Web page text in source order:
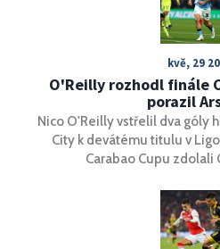
kvě, 29
O'Reilly rozhodl finále
porazil
Nico O'Reilly vstřelil dva góly
City k devátému titulu v
Carabao Cupu zdolali